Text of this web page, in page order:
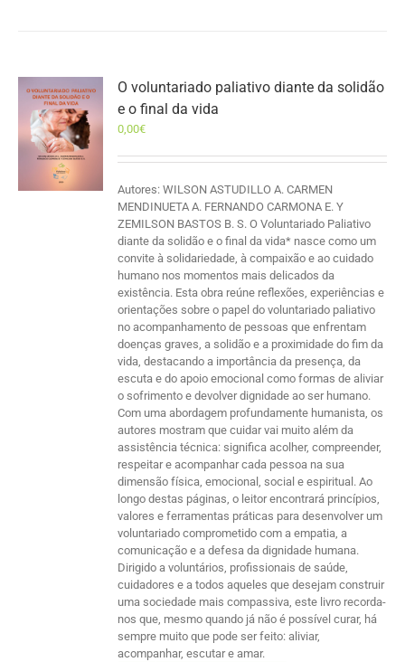
O voluntariado paliativo diante da solidão
e o final da vida
0,00€
Autores: WILSON ASTUDILLO A. CARMEN
MENDINUETA A. FERNANDO CARMONA E. Y
ZEMILSON BASTOS B. S. O Voluntariado Paliativo
diante da solidão e o final da vida* nasce como um
convite à solidariedade, à compaixão e ao cuidado
humano nos momentos mais delicados da
existência. Esta obra reúne reflexões, experiências e
orientações sobre o papel do voluntariado paliativo
no acompanhamento de pessoas que enfrentam
doenças graves, a solidão e a proximidade do fim da
vida, destacando a importância da presença, da
escuta e do apoio emocional como formas de aliviar
o sofrimento e devolver dignidade ao ser humano.
Com uma abordagem profundamente humanista, os
autores mostram que cuidar vai muito além da
assistência técnica: significa acolher, compreender,
respeitar e acompanhar cada pessoa na sua
dimensão física, emocional, social e espiritual. Ao
longo destas páginas, o leitor encontrará princípios,
valores e ferramentas práticas para desenvolver um
voluntariado comprometido com a empatia, a
comunicação e a defesa da dignidade humana.
Dirigido a voluntários, profissionais de saúde,
cuidadores e a todos aqueles que desejam construir
uma sociedade mais compassiva, este livro recorda-
nos que, mesmo quando já não é possível curar, há
sempre muito que pode ser feito: aliviar,
acompanhar, escutar e amar.